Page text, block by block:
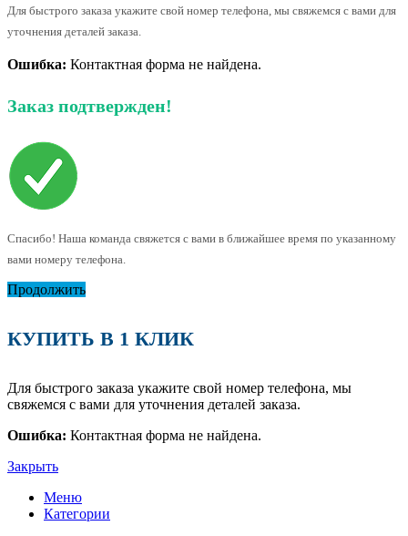
Для быстрого заказа укажите свой номер телефона, мы свяжемся с вами для
уточнения деталей заказа.
Ошибка: Контактная форма не найдена.
Заказ подтвержден!
Спасибо! Наша команда свяжется с вами в ближайшее время по указанному
вами номеру телефона.
Продолжить
КУПИТЬ В 1 КЛИК
Для быстрого заказа укажите свой номер телефона, мы
свяжемся с вами для уточнения деталей заказа.
Ошибка: Контактная форма не найдена.
Закрыть
Меню
Категории